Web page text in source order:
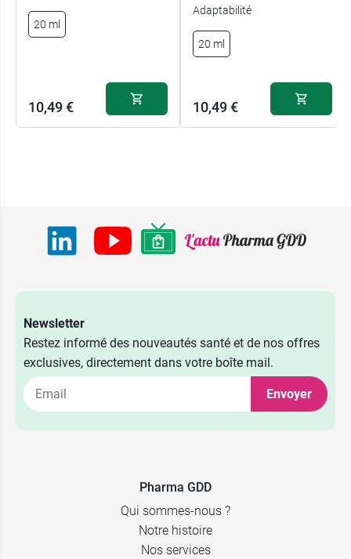
20 ml
10,49 €
Adaptabilité
20 ml
10,49 €
Newsletter
Restez informé des nouveautés santé et de nos offres
exclusives, directement dans votre boîte mail.
Envoyer
Pharma GDD
Qui sommes-nous ?
Notre histoire
Nos services